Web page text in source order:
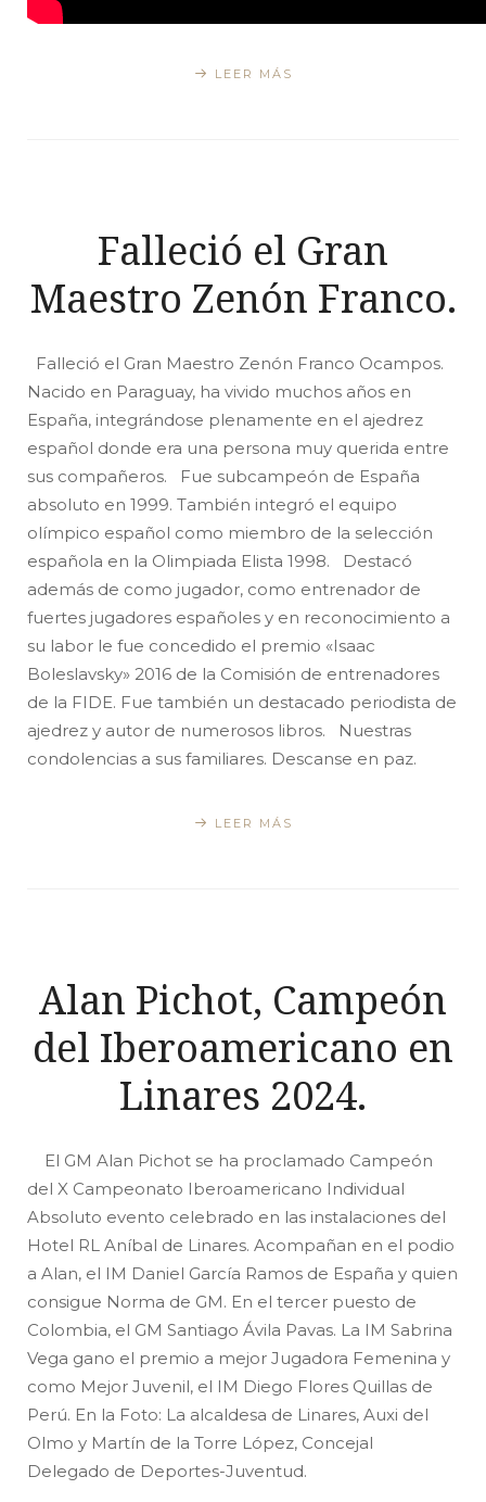
LEER MÁS
Falleció el Gran
Maestro Zenón Franco.
Falleció el Gran Maestro Zenón Franco Ocampos.
Nacido en Paraguay, ha vivido muchos años en
España, integrándose plenamente en el ajedrez
español donde era una persona muy querida entre
sus compañeros. Fue subcampeón de España
absoluto en 1999. También integró el equipo
olímpico español como miembro de la selección
española en la Olimpiada Elista 1998. Destacó
además de como jugador, como entrenador de
fuertes jugadores españoles y en reconocimiento a
su labor le fue concedido el premio «Isaac
Boleslavsky» 2016 de la Comisión de entrenadores
de la FIDE. Fue también un destacado periodista de
ajedrez y autor de numerosos libros. Nuestras
condolencias a sus familiares. Descanse en paz.
LEER MÁS
Alan Pichot, Campeón
del Iberoamericano en
Linares 2024.
El GM Alan Pichot se ha proclamado Campeón
del X Campeonato Iberoamericano Individual
Absoluto evento celebrado en las instalaciones del
Hotel RL Aníbal de Linares. Acompañan en el podio
a Alan, el IM Daniel García Ramos de España y quien
consigue Norma de GM. En el tercer puesto de
Colombia, el GM Santiago Ávila Pavas. La IM Sabrina
Vega gano el premio a mejor Jugadora Femenina y
como Mejor Juvenil, el IM Diego Flores Quillas de
Perú. En la Foto: La alcaldesa de Linares, Auxi del
Olmo y Martín de la Torre López, Concejal
Delegado de Deportes-Juventud.